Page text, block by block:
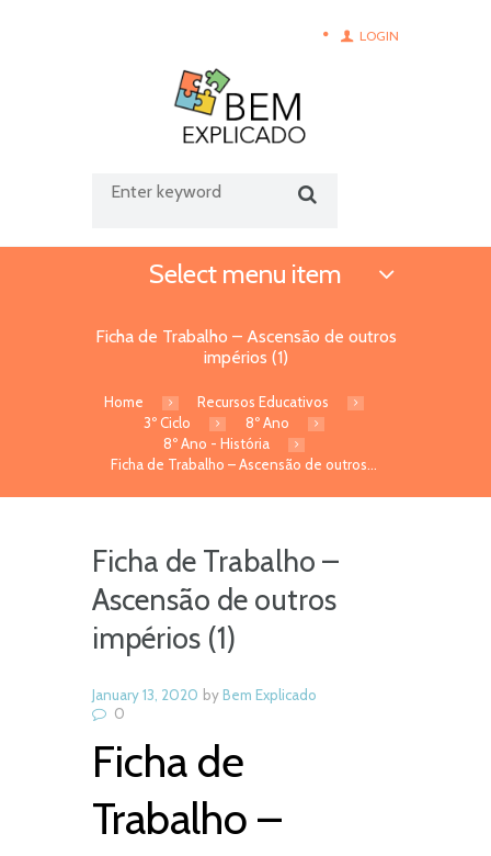
LOGIN
Select menu item
Ficha de Trabalho – Ascensão de outros
impérios (1)
Home
Recursos Educativos
3º Ciclo
8º Ano
8º Ano - História
Ficha de Trabalho – Ascensão de outros...
Ficha de Trabalho –
Ascensão de outros
impérios (1)
January 13, 2020 byBem Explicado
0
Ficha de
Trabalho –